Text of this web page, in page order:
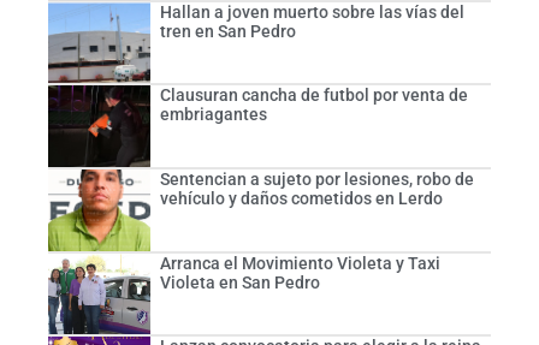
Hallan a joven muerto sobre las vías del
tren en San Pedro
Clausuran cancha de futbol por venta de
embriagantes
Sentencian a sujeto por lesiones, robo de
vehículo y daños cometidos en Lerdo
Arranca el Movimiento Violeta y Taxi
Violeta en San Pedro